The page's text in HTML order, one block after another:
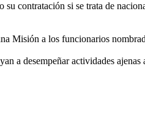
si se trata de
a los funcionarios
desempeñar actividades